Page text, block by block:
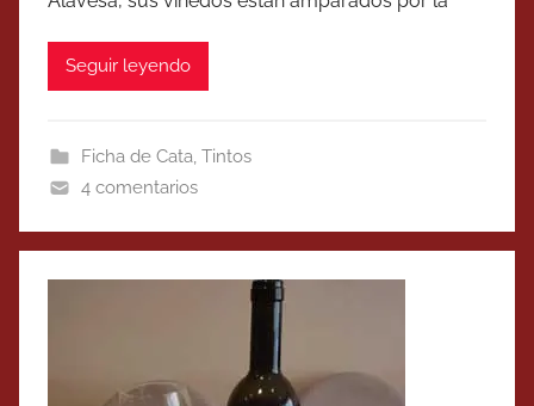
Seguir leyendo
Ficha de Cata, Tintos
4 comentarios